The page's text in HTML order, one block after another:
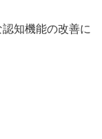
知機能の改善に